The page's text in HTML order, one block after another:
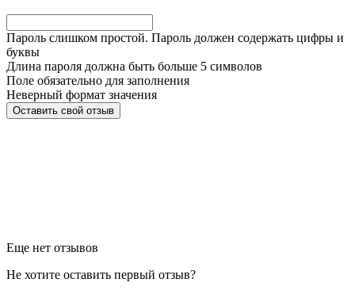
Пароль слишком простой. Пароль должен содержать цифры и
буквы
Длина пароля должна быть больше 5 символов
Поле обязательно для заполнения
Неверный формат значения
Еще нет отзывов
Не хотите оставить первый отзыв?